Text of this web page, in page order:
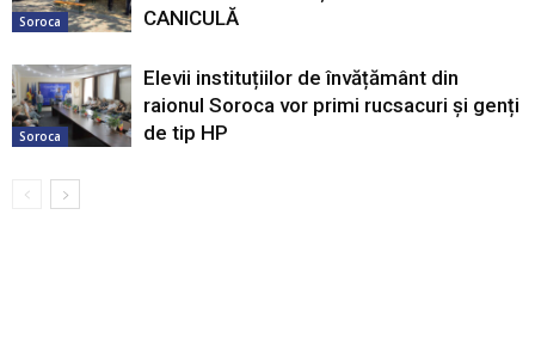
Soroca
CANICULĂ
Soroca
Elevii instituțiilor de învățământ din
raionul Soroca vor primi rucsacuri și genți
de tip HP